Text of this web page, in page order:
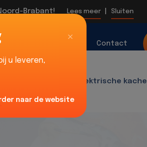
Brabant! Lees meer Sluiten
Contact
Elektrische kachel
u leveren,
naar de website